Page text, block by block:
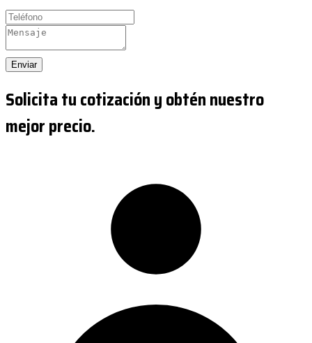
Enviar
Solicita tu cotización y obtén nuestro
mejor precio.